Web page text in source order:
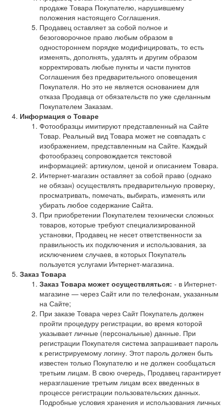
продаже Товара Покупателю, нарушившему
положения настоящего Соглашения.
Продавец оставляет за собой полное и
безоговорочное право любым образом в
одностороннем порядке модифицировать, то есть
изменять, дополнять, удалять и другим образом
корректировать любые пункты и части пунктов
Соглашения без предварительного оповещения
Покупателя. Но это не является основанием для
отказа Продавца от обязательств по уже сделанным
Покупателем Заказам.
Информация о Товаре
Фотообразцы имитируют представленный на Сайте
Товар. Реальный вид Товара может не совпадать с
изображением, представленным на Сайте. Каждый
фотообразец сопровождается текстовой
информацией: артикулом, ценой и описанием Товара.
Интернет-магазин оставляет за собой право (однако
не обязан) осуществлять предварительную проверку,
просматривать, помечать, выбирать, изменять или
убирать любое содержание Сайта.
При приобретении Покупателем технически сложных
товаров, которые требуют специализированной
установки, Продавец не несет ответственности за
правильность их подключения и использования, за
исключением случаев, в которых Покупатель
пользуется услугами Интернет-магазина.
Заказ Товара
Заказ Товара может осуществляться: - в Интернет-
магазине — через Сайт или по телефонам, указанным
на Сайте;
При заказе Товара через Сайт Покупатель должен
пройти процедуру регистрации, во время которой
указывает личные (персональные) данные. При
регистрации Покупателя система запрашивает пароль
к регистрируемому логину. Этот пароль должен быть
известен только Покупателю и не должен сообщаться
третьим лицам. В свою очередь, Продавец гарантирует
неразглашение третьим лицам всех введенных в
процессе регистрации пользовательских данных.
Подробные условия хранения и использования личных